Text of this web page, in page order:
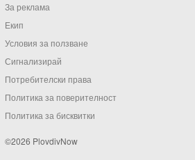
За реклама
Екип
Условия за ползване
Сигнализирай
Потребителски права
Политика за поверителност
Политика за бисквитки
©2026 PlovdivNow